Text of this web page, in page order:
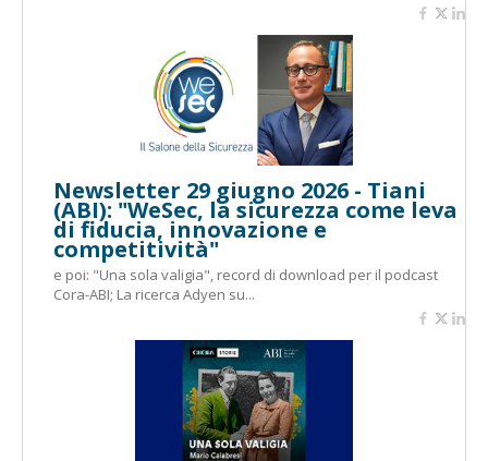
Newsletter 29 giugno 2026 - Tiani
(ABI): "WeSec, la sicurezza come leva
di fiducia, innovazione e
competitività"
e poi: "Una sola valigia", record di download per il podcast
Cora-ABI; La ricerca Adyen su...